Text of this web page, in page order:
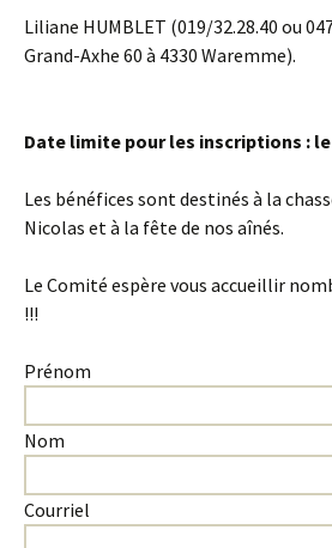
Liliane HUMBLET (019/32.28.40 ou
Grand-Axhe 60 à 4330 Waremme).
Date limite pour les inscriptions : le
Les bénéfices sont destinés à la
Nicolas et à la fête de nos aînés.
Le Comité espère vous accueillir
!!!
Prénom
Nom
Courriel